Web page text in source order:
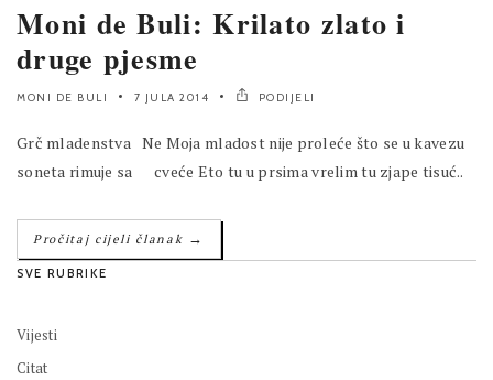
Moni de Buli: Krilato zlato i
druge pjesme
MONI DE BULI 7 JULA 2014 PODIJELI
Grč mladenstva Ne Moja mladost nije proleće što se u kavezu
soneta rimuje sa cveće Eto tu u prsima vrelim tu zjape tisuć..
Pročitaj cijeli članak →
SVE RUBRIKE
Vijesti
Citat